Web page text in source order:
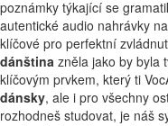
poznámky týkající se
autentické audio nahrávky
klíčové pro perfektní
dánština zněla jako by byla
klíčovým prvkem, který ti
dánsky, ale i pro všechny
rozhodneš studovat, je náš